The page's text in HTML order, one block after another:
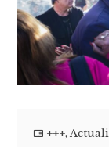
+++,